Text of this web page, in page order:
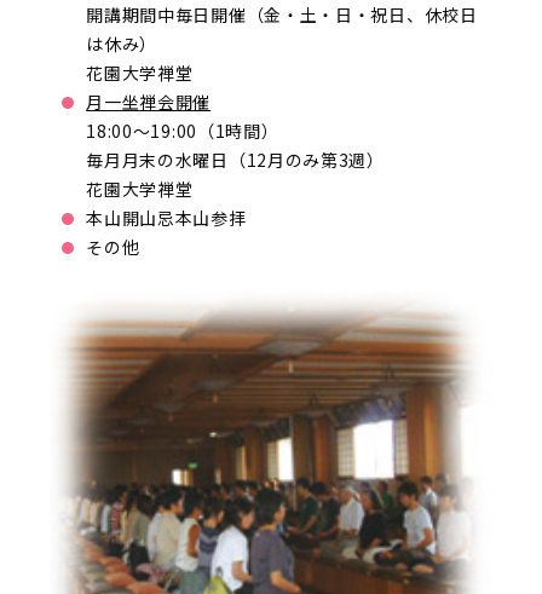
開講期間中毎日開催（金・土・日・祝日、休校日
は休み）
花園大学禅堂
月一坐禅会開催
18:00～19:00（1時間）
毎月月末の水曜日（12月のみ第3週）
花園大学禅堂
本山開山忌本山参拝
その他